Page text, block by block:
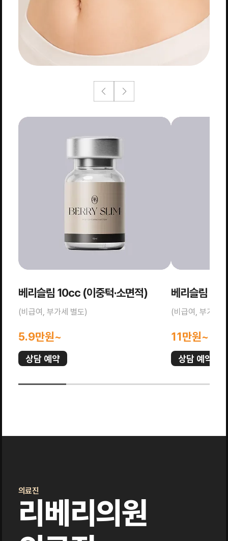
베리슬림 10cc (이중턱·소면적)
(비급여, 부가세 별도)
5.9만원~
상담 예약
베리슬림
(비급여, 부가세
11만원~
상담 예약
의료진
리베리의원